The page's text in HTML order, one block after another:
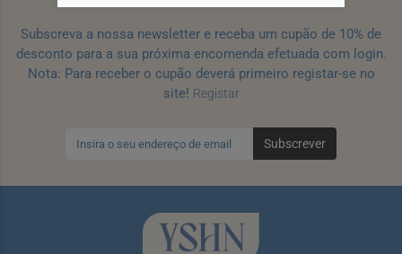
Subscreva a nossa newsletter e receba um cupão de 10% de
desconto para a sua próxima encomenda efetuada com login.
Nota: Para receber o cupão deverá primeiro registar-se no
site! Registar
Subscrever